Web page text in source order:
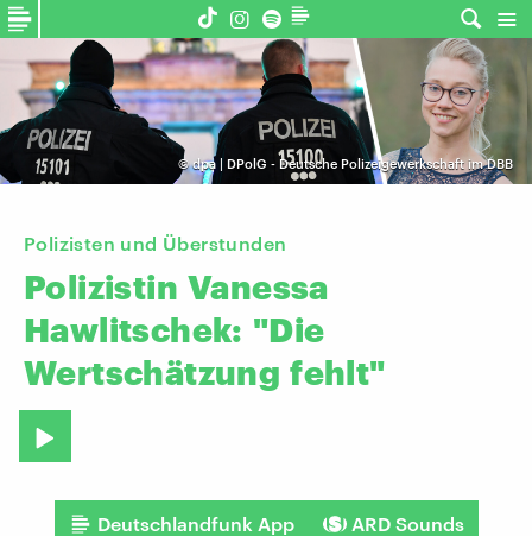
©dpa | DPolG - Deutsche Polizeigewerkschaft im DBB
Polizisten und Überstunden
Polizistin Vanessa
Hawlitschek: "Die
Wertschätzung fehlt"
Deutschlandfunk App ARD Sounds